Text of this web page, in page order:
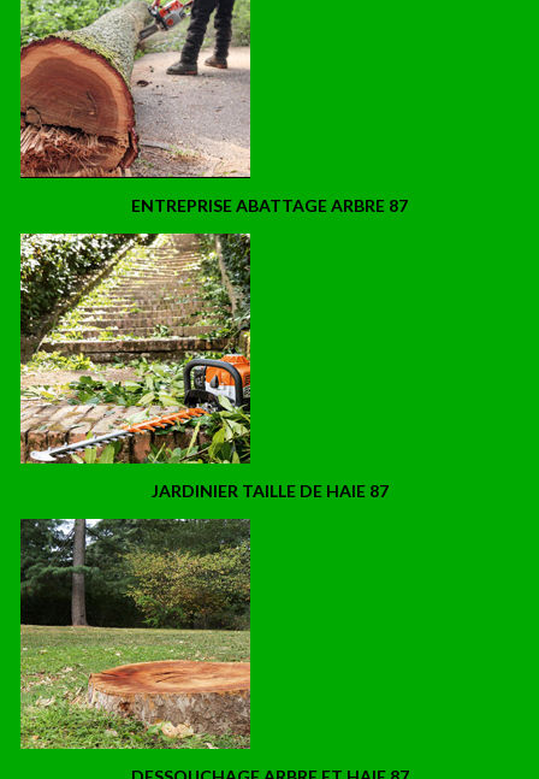
ENTREPRISE ABATTAGE ARBRE 87
JARDINIER TAILLE DE HAIE 87